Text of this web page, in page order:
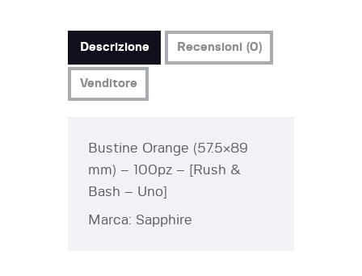
Descrizione Recensioni (0)
Venditore
Bustine Orange (57.5×89
mm) – 100pz – [Rush &
Bash – Uno]
Marca: Sapphire